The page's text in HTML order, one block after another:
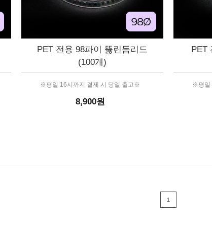
PET 전용 98파이 뚫린돔리드
(100개)
※평일 16시까지 결제 시 당일 출고※
8,900원
PET
※평일
1